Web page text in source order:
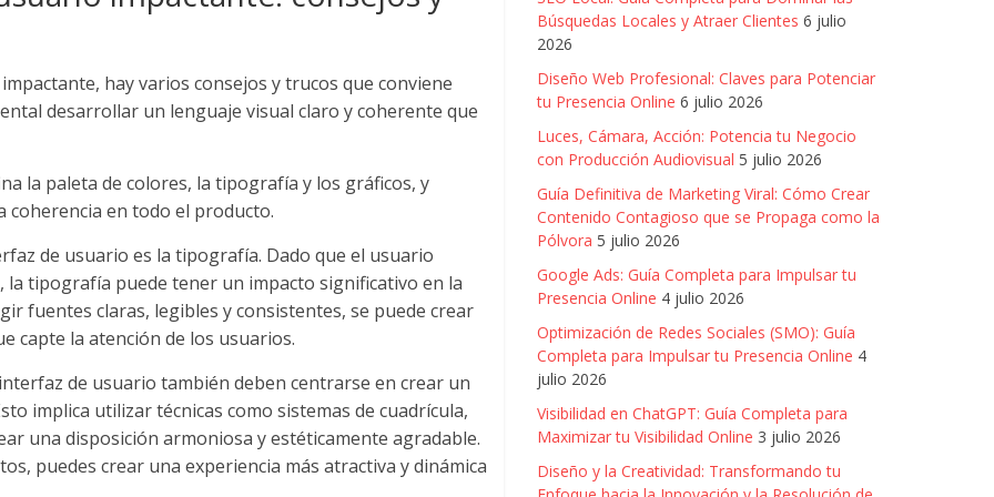
hay varios consejos y trucos que conviene
desarrollar un lenguaje visual claro y coherente que
la paleta de colores, la tipografía y los gráficos, y
en todo el producto.
de usuario es la tipografía. Dado que el usuario
la tipografía puede tener un impacto significativo en la
fuentes claras, legibles y consistentes, se puede crear
capte la atención de los usuarios.
de usuario también deben centrarse en crear un
implica utilizar técnicas como sistemas de cuadrícula,
una disposición armoniosa y estéticamente agradable.
puedes crear una experiencia más atractiva y dinámica
Búsquedas Locales y Atraer Clientes 6 julio
2026
Diseño Web Profesional: Claves para Potenciar
tu Presencia Online 6 julio 2026
Luces, Cámara, Acción: Potencia tu Negocio
con Producción Audiovisual 5 julio 2026
Guía Definitiva de Marketing Viral: Cómo Crear
Contenido Contagioso que se Propaga como la
Pólvora 5 julio 2026
Google Ads: Guía Completa para Impulsar tu
Presencia Online 4 julio 2026
Optimización de Redes Sociales (SMO): Guía
Completa para Impulsar tu Presencia Online 4
julio 2026
Visibilidad en ChatGPT: Guía Completa para
Maximizar tu Visibilidad Online 3 julio 2026
Diseño y la Creatividad: Transformando tu